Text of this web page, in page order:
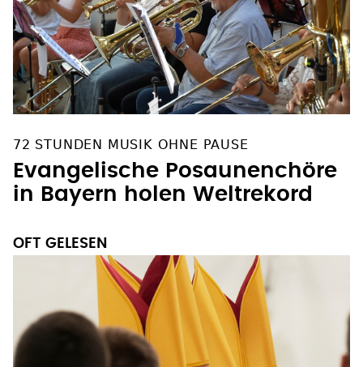
72 STUNDEN MUSIK OHNE PAUSE
Evangelische Posaunenchöre
in Bayern holen Weltrekord
OFT GELESEN